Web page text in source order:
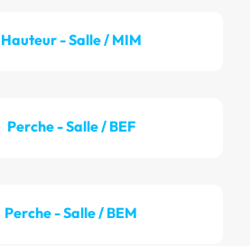
Hauteur - Salle / MIM
Perche - Salle / BEF
Perche - Salle / BEM